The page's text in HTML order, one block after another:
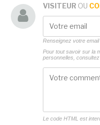
VISITEUR OU
Renseignez votre
Pour tout savoir sur la
personnelles,
Le code HTML est